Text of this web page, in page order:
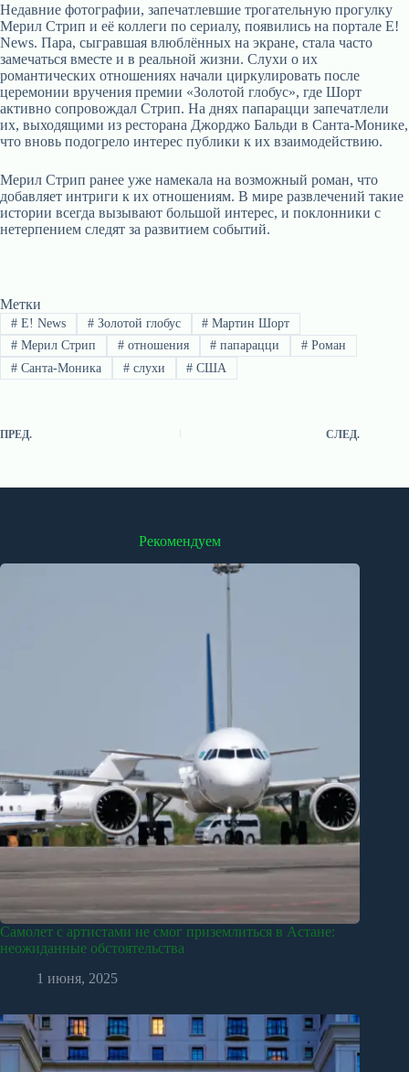
Недавние фотографии, запечатлевшие трогательную прогулку
Мерил Стрип и её коллеги по сериалу, появились на портале E!
News. Пара, сыгравшая влюблённых на экране, стала часто
замечаться вместе и в реальной жизни. Слухи о их
романтических отношениях начали циркулировать после
церемонии вручения премии «Золотой глобус», где Шорт
активно сопровождал Стрип. На днях папарацци запечатлели
их, выходящими из ресторана Джорджо Бальди в Санта-Монике,
что вновь подогрело интерес публики к их взаимодействию.
Мерил Стрип ранее уже намекала на возможный роман, что
добавляет интриги к их отношениям. В мире развлечений такие
истории всегда вызывают большой интерес, и поклонники с
нетерпением следят за развитием событий.
Метки
#E! News #Золотой глобус # Мартин Шорт
#Мерил Стрип #отношения # папарацци # Роман
#Санта-Моника #слухи # США
ПРЕД. СЛЕД.
Рекомендуем
Самолет с артистами не смог приземлиться в Астане:
неожиданные обстоятельства
1 июня, 2025